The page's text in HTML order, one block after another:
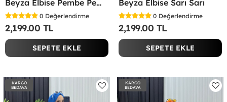
Beyza Elbise Pembe Pembe
0 Değerlendirme
2,199.00 TL
SEPETE EKLE
Beyza Elbise Sarı Sarı
0 Değerlendirme
2,199.00 TL
SEPETE EKLE
KARGO
BEDAVA
KARGO
BEDAVA